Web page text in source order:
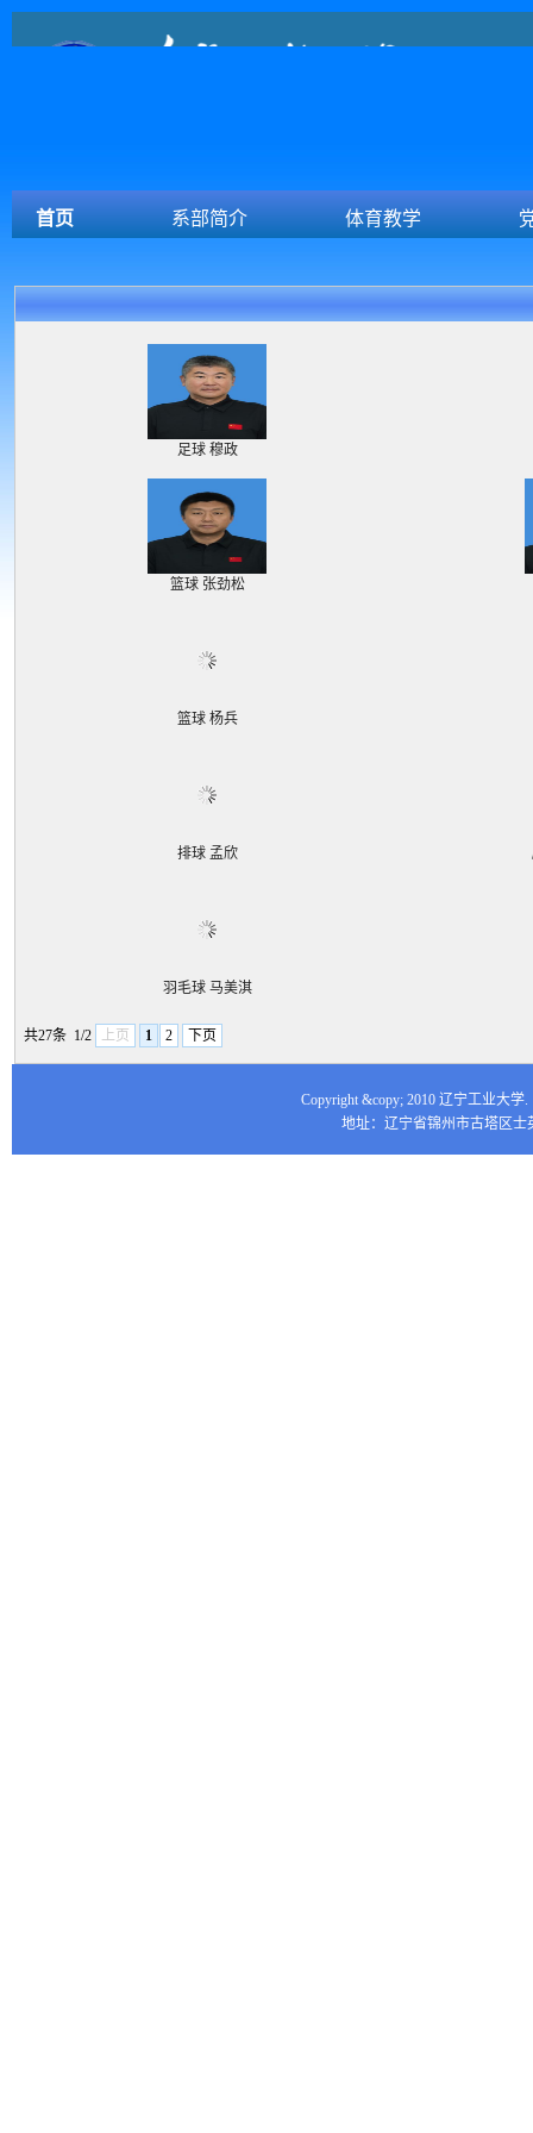
首页 系部简介 体育教学
足球 穆政
篮球 张劲松
篮球 杨兵
排球 孟欣
羽毛球 马美淇
共27条 1/2 上页 1 2 下页
Copyright &copy; 2010 辽宁工业大
地址：辽宁省锦州市古塔区士